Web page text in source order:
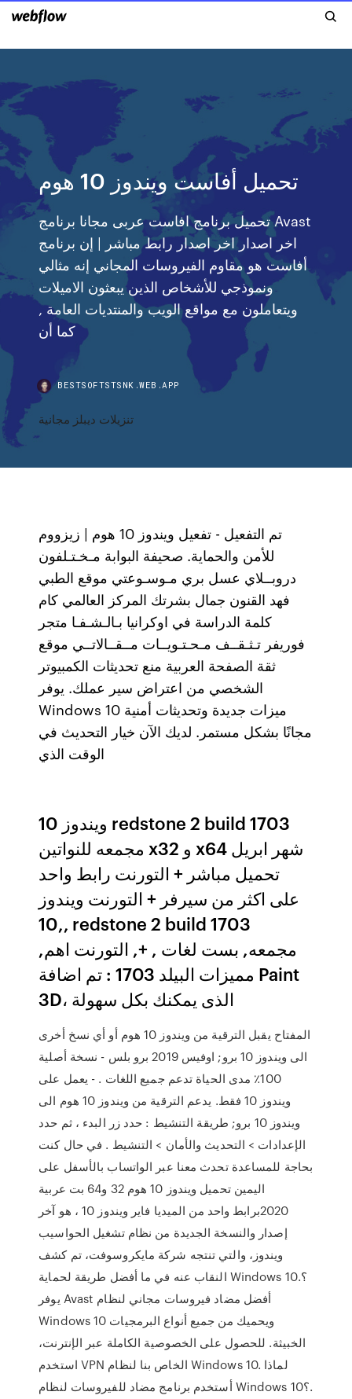
تحميل أفاست ويندوز 10 هوم
تحميل برنامج افاست عربى مجانا برنامج Avast
اخر اصدار اخر اصدار رابط مباشر | إن برنامج
أفاست هو مقاوم الفيروسات المجاني إنه مثالي
ونموذجي للأشخاص الذين يبعثون الاميلات
ويتعاملون مع مواقع الويب والمنتديات العامة ,
كما أن
BESTSOFTSTSNK.WEB.APP
تنزيلات ديبلز مجانية
تم التفعيل - تفعيل ويندوز 10 هوم | زيزووم
للأمن والحماية. صحيفة البوابة مـخـتـلفون
دروبــلاي عسل بري مـوسـوعتي موقع الطبي
فهد القنون جمال بشرتك المركز العالمي كام
كلمة الدراسة في اوكرانيا بـالـشـفـا متجر
فوريفر تـثـقــف مـحـتـويــات مــقــالاتــي موقع
ثقة الصفحة العربية منع تحديثات الكمبيوتر
الشخصي من اعتراض سير عملك. يوفر
Windows 10 ميزات جديدة وتحديثات أمنية
مجانًا بشكل مستمر. لديك الآن خيار التحديث في
ويندوز 10 redstone 2 build 1703
مجمعه للنواتين x32 و x64 شهر ابريل
تحميل مباشر + التورنت رابط واحد
على اكثر من سيرفر + التورنت ويندوز
,10, redstone 2 build 1703
,مجمعه, بست لغات , +, التورنت اهم
مميزات البيلد 1703 : تم اضافة Paint
3D، الذى يمكنك بكل سهولة
المفتاح يقبل الترقية من ويندوز 10 هوم أو أي نسخ أخرى
الى ويندوز 10 برو; اوفيس 2019 برو بلس - نسخة أصلية
100٪ مدى الحياة تدعم جميع اللغات . - يعمل على
ويندوز 10 فقط. يدعم الترقية من ويندوز 10 هوم الى
ويندوز 10 برو; طريقة التنشيط : حدد زر البدء ، ثم حدد
الإعدادات > التحديث والأمان > التنشيط . في حال كنت
بحاجة للمساعدة تحدث معنا عبر الواتساب بالأسفل على
اليمين تحميل ويندوز 10 هوم 32 و64 بت عربية
2020برابط واحد من الميديا فاير ويندوز 10 ‏، هو آخر
إصدار والنسخة الجديدة من نظام تشغيل الحواسيب
ويندوز، والتي تنتجه شركة مايكروسوفت، تم كشف
النقاب عنه في ما أفضل طريقة لحماية Windows 10؟.
يوفر Avast أفضل مضاد فيروسات مجاني لنظام
Windows 10 ويحميك من جميع أنواع البرمجيات
الخبيثة. للحصول على الخصوصية الكاملة عبر الإنترنت،
استخدم VPN الخاص بنا لنظام Windows 10. لماذا
أستخدم برنامج مضاد للفيروسات لنظام Windows 10؟.